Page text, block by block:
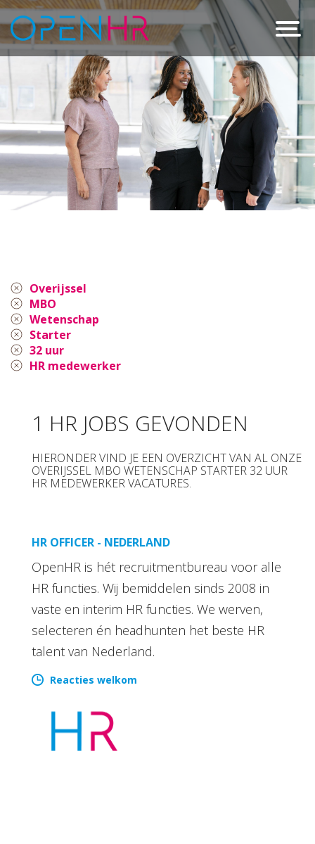
Overijssel
MBO
Wetenschap
Starter
32 uur
HR medewerker
1 HR JOBS GEVONDEN
HIERONDER VIND JE EEN OVERZICHT VAN AL ONZE
OVERIJSSEL MBO WETENSCHAP STARTER 32 UUR
HR MEDEWERKER VACATURES.
HR OFFICER - NEDERLAND
OpenHR is hét recruitmentbureau voor alle
HR functies. Wij bemiddelen sinds 2008 in
vaste en interim HR functies. We werven,
selecteren én headhunten het beste HR
talent van Nederland.
Reacties welkom